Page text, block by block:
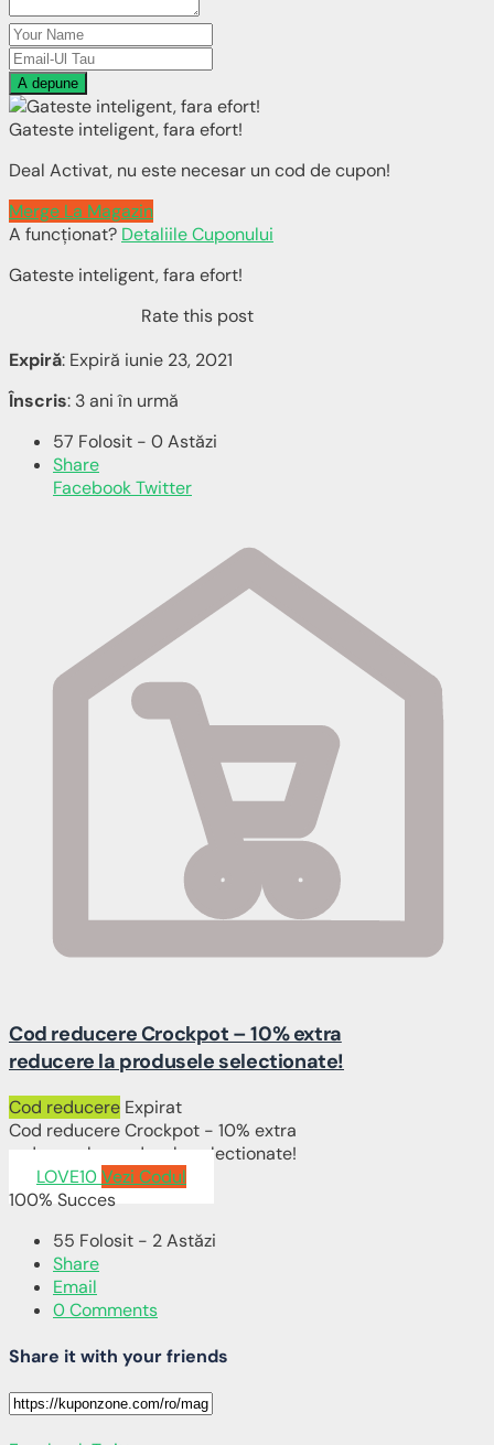
A depune
Gateste inteligent, fara efort!
Deal Activat, nu este necesar un cod de cupon!
Merge La Magazin
A funcționat? Detaliile Cuponului
Gateste inteligent, fara efort!
Rate this post
Expiră: Expiră iunie 23, 2021
Înscris: 3 ani în urmă
57 Folosit - 0 Astăzi
Share
FacebookTwitter
Cod reducere Crockpot – 10% extra
reducere la produsele selectionate!
Cod reducere Expirat
Cod reducere Crockpot - 10% extra
reducere la produsele selectionate!
LOVE10Vezi Codul
100% Succes
55 Folosit - 2 Astăzi
Share
Email
0 Comments
Share it with your friends